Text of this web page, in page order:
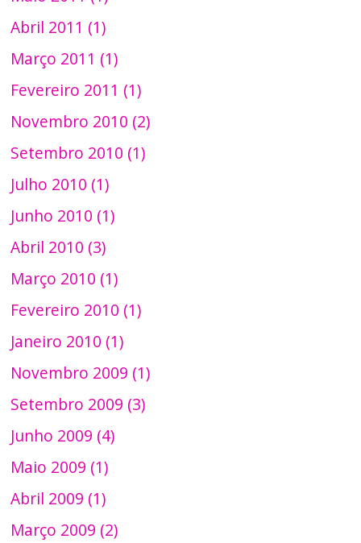
Abril 2011 (1)
Março 2011 (1)
Fevereiro 2011 (1)
Novembro 2010 (2)
Setembro 2010 (1)
Julho 2010 (1)
Junho 2010 (1)
Abril 2010 (3)
Março 2010 (1)
Fevereiro 2010 (1)
Janeiro 2010 (1)
Novembro 2009 (1)
Setembro 2009 (3)
Junho 2009 (4)
Maio 2009 (1)
Abril 2009 (1)
Março 2009 (2)